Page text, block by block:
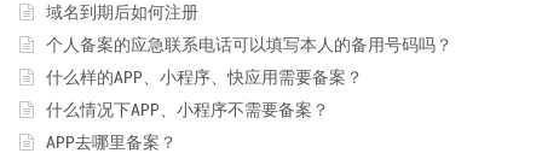
域名到期后如何注册
个人备案的应急联系电话可以填写本人的备用号码吗？
什么样的APP、小程序、快应用需要备案？
什么情况下APP、小程序不需要备案？
APP去哪里备案？